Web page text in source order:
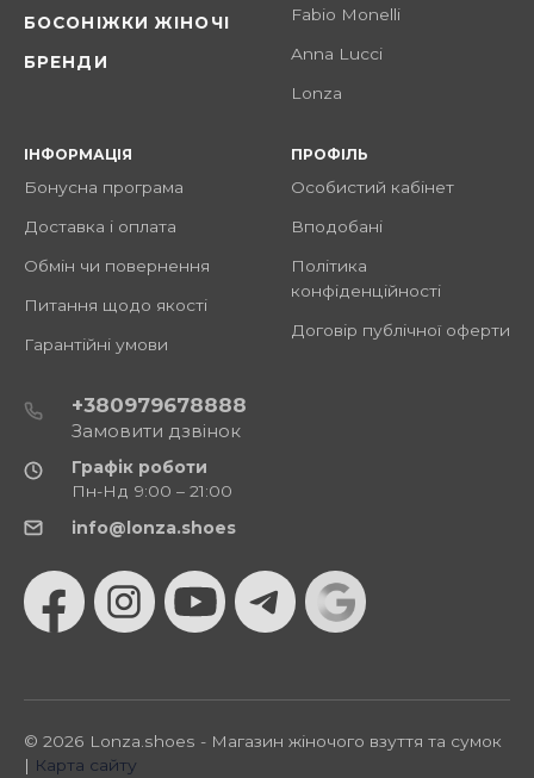
БОСОНІЖКИ ЖІНОЧІ
БРЕНДИ
Fabio Monelli
Anna Lucci
Lonza
ІНФОРМАЦІЯ
Бонусна програма
Доставка і оплата
Обмін чи повернення
Питання щодо якості
Гарантійні умови
ПРОФІЛЬ
Особистий кабінет
Вподобані
Політика
конфіденційності
Договір публічної оферти
+380979678888
Замовити дзвінок
Графік роботи
Пн-Нд 9:00 – 21:00
info@lonza.shoes
© 2026 Lonza.shoes - Магазин жіночого взуття та сумок
| Карта сайту